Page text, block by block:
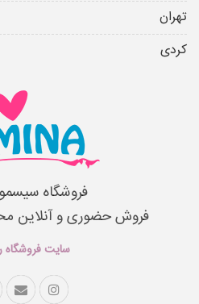
تهران
کردی
فروشگاه
فروش حضوری و آنلاین
سایت فروشگاه